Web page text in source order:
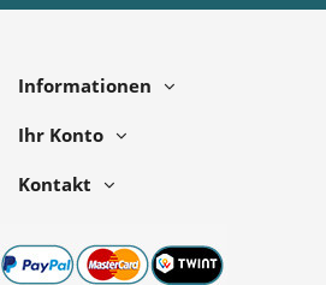
Informationen
Ihr Konto
Kontakt